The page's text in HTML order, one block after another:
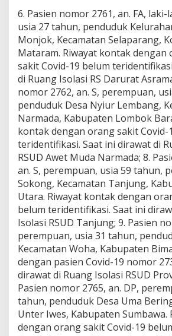
t
a
r
a
m
6. Pasien nomor 2761, an. FA, laki-
usia 27 tahun, penduduk
Monjok, Kecamatan Selaparang,
Mataram. Riwayat kontak dengan
sakit Covid-19 belum
di Ruang Isolasi RS Darurat
nomor 2762, an. S, perempuan,
penduduk Desa Nyiur Lembang,
Narmada, Kabupaten Lombok
kontak dengan orang sakit Covid-
teridentifikasi. Saat ini dirawat di
RSUD Awet Muda Narmada; 8.
an. S, perempuan, usia 59 tahun,
Sokong, Kecamatan Tanjung,
Utara. Riwayat kontak dengan
belum teridentifikasi. Saat ini
Isolasi RSUD Tanjung; 9. Pasien
perempuan, usia 31 tahun,
Kecamatan Woha, Kabupaten
dengan pasien Covid-19 nomor
dirawat di Ruang Isolasi RSUD
Pasien nomor 2765, an. DP,
tahun, penduduk Desa Uma
Unter Iwes, Kabupaten Sumbawa.
dengan orang sakit Covid-19